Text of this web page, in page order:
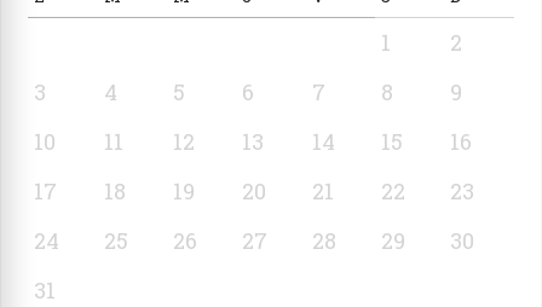
1
2
3
4 5 6 7 8
9
10
11 12 13 14 15
16
17
18 19 20 21 22
23
24
25 26 27 28 29
30
31